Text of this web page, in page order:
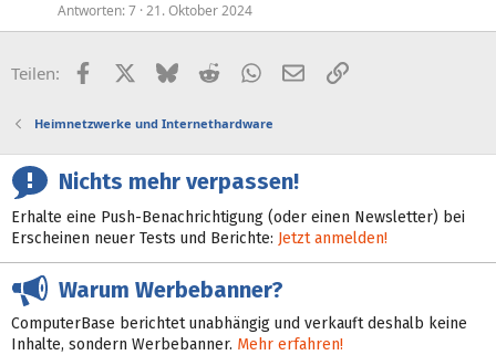
Antworten 7 21. Oktober 2024
Teilen: FacebookX (Twitter)
BlueskyRedditWhatsApp
E-MailLink
Heimnetzwerke und Internethardware
Nichts mehr verpassen!
Erhalte eine Push-Benachrichtigung (oder einen Newsletter) bei
Erscheinen neuer Tests und Berichte: Jetzt anmelden!
Warum Werbebanner?
ComputerBase berichtet unabhängig und verkauft deshalb keine
Inhalte, sondern Werbebanner. Mehr erfahren!